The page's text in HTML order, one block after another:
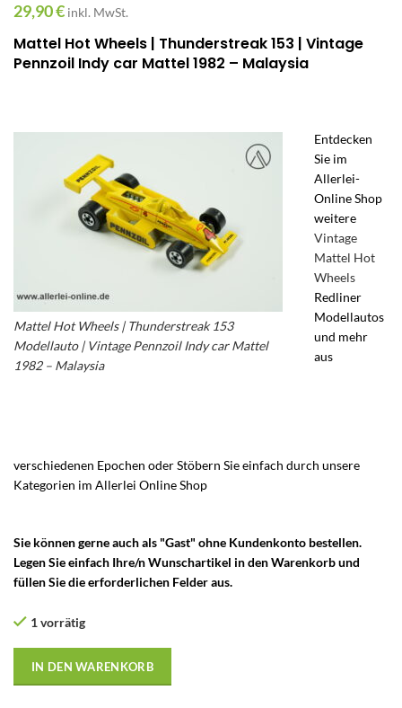
29,90€ inkl. MwSt.
Mattel Hot Wheels | Thunderstreak 153 | Vintage
Pennzoil Indy car Mattel 1982 – Malaysia
Mattel Hot Wheels | Thunderstreak 153
Modellauto | Vintage Pennzoil Indy car Mattel
1982 – Malaysia
Entdecken
Sie im
Allerlei-
Online Shop
weitere
Vintage
Mattel Hot
Wheels
Redliner
Modellautos
und mehr
aus
verschiedenen Epochen oder Stöbern Sie einfach durch unsere
Kategorien im Allerlei Online Shop
Sie können gerne auch als "Gast" ohne Kundenkonto bestellen.
Legen Sie einfach Ihre/n Wunschartikel in den Warenkorb und
füllen Sie die erforderlichen Felder aus.
1 vorrätig
IN DEN WARENKORB